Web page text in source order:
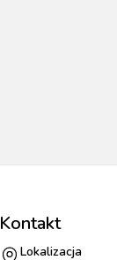
Kontakt
Lokalizacja